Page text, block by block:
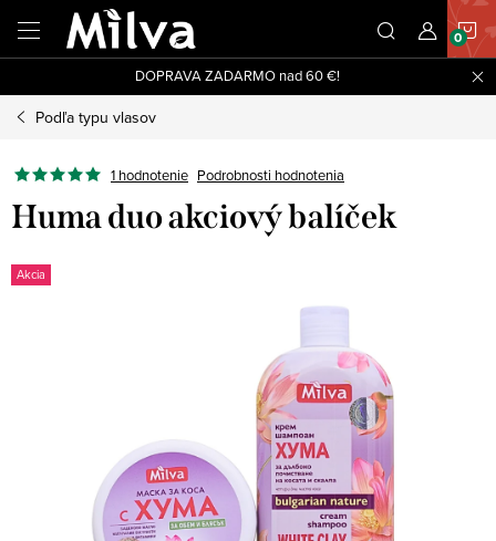
obsah
DOPRAVA ZADARMO nad 60 €!
Podľa typu vlasov
1 hodnotenie Podrobnosti hodnotenia
Huma duo akciový balíček
Akcia